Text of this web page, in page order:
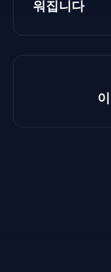
워집니다